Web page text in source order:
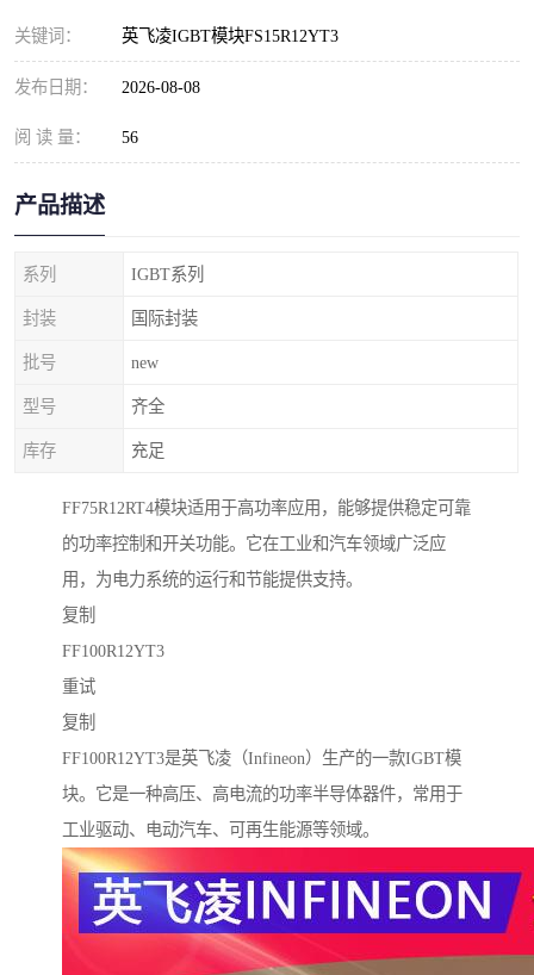
关键词： 英飞凌IGBT模块FS15R12YT3
发布日期： 2026-08-08
阅 读 量： 56
产品描述
系列 IGBT系列
封装 国际封装
批号 new
型号 齐全
库存 充足
FF75R12RT4模块适用于高功率应用，能够提供稳定可靠
的功率控制和开关功能。它在工业和汽车领域广泛应
用，为电力系统的运行和节能提供支持。
复制
FF100R12YT3
重试
复制
FF100R12YT3是英飞凌（Infineon）生产的一款IGBT模
块。它是一种高压、高电流的功率半导体器件，常用于
工业驱动、电动汽车、可再生能源等领域。